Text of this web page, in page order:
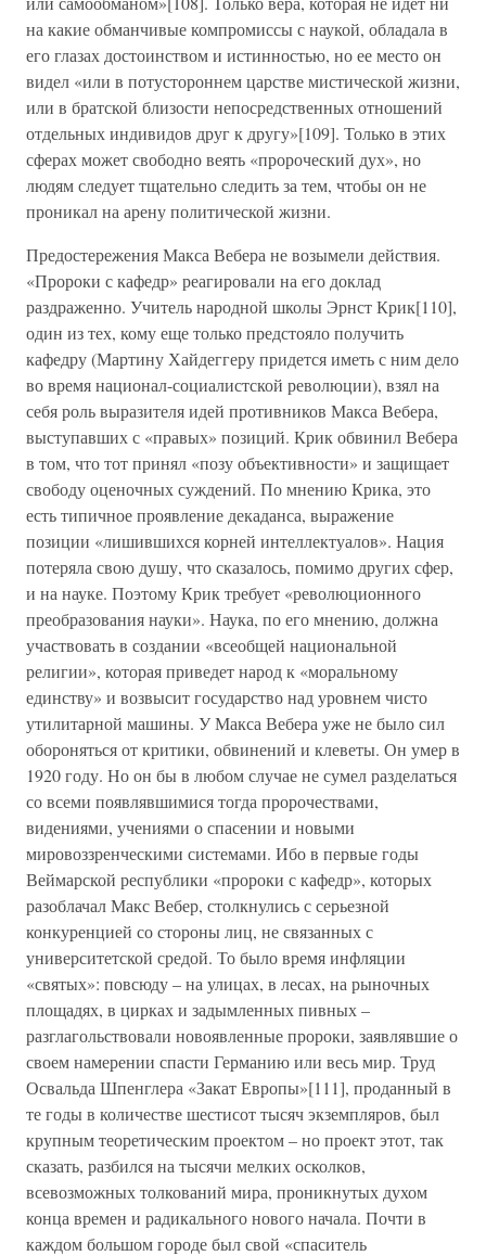
на какие обманчивые компромиссы с наукой, обладала в
его глазах достоинством и истинностью, но ее место он
видел «или в потустороннем царстве мистической жизни,
или в братской близости непосредственных отношений
отдельных индивидов друг к другу»[109]. Только в этих
сферах может свободно веять «пророческий дух», но
людям следует тщательно следить за тем, чтобы он не
проникал на арену политической жизни.
Предостережения Макса Вебера не возымели действия.
«Пророки с кафедр» реагировали на его доклад
раздраженно. Учитель народной школы Эрнст Крик[110],
один из тех, кому еще только предстояло получить
кафедру (Мартину Хайдеггеру придется иметь с ним дело
во время национал-социалистской революции), взял на
себя роль выразителя идей противников Макса Вебера,
выступавших с «правых» позиций. Крик обвинил Вебера
в том, что тот принял «позу объективности» и защищает
свободу оценочных суждений. По мнению Крика, это
есть типичное проявление декаданса, выражение
позиции «лишившихся корней интеллектуалов». Нация
потеряла свою душу, что сказалось, помимо других сфер,
и на науке. Поэтому Крик требует «революционного
преобразования науки». Наука, по его мнению, должна
участвовать в создании «всеобщей национальной
религии», которая приведет народ к «моральному
единству» и возвысит государство над уровнем чисто
утилитарной машины. У Макса Вебера уже не было сил
обороняться от критики, обвинений и клеветы. Он умер в
1920 году. Но он бы в любом случае не сумел разделаться
со всеми появлявшимися тогда пророчествами,
видениями, учениями о спасении и новыми
мировоззренческими системами. Ибо в первые годы
Веймарской республики «пророки с кафедр», которых
разоблачал Макс Вебер, столкнулись с серьезной
конкуренцией со стороны лиц, не связанных с
университетской средой. То было время инфляции
«святых»: повсюду – на улицах, в лесах, на рыночных
площадях, в цирках и задымленных пивных –
разглагольствовали новоявленные пророки, заявлявшие о
своем намерении спасти Германию или весь мир. Труд
Освальда Шпенглера «Закат Европы»[111], проданный в
те годы в количестве шестисот тысяч экземпляров, был
крупным теоретическим проектом – но проект этот, так
сказать, разбился на тысячи мелких осколков,
всевозможных толкований мира, проникнутых духом
конца времен и радикального нового начала. Почти в
каждом большом городе был свой «спаситель